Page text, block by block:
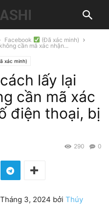
Facebook
(Đã xác minh)
cần mã xác nhận...
xác minh)
lấy lại
cần mã xác
điện thoại, bị
0
290
3, 2024 bởi Thúy